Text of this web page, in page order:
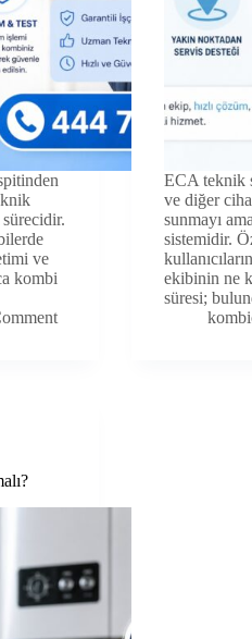
ve
kombi
ECA teknik
ve diğer
sunmayı
sistemidir.
ekibinin ne
süresi;